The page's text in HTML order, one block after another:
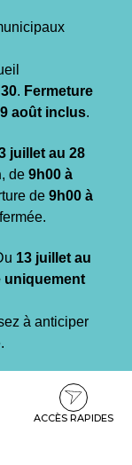
. Fermeture
août inclus.
juillet au 28
, de 9h00 à
de 9h00 à
13 juillet au
uniquement
à anticiper
ACCÈS RAPIDES